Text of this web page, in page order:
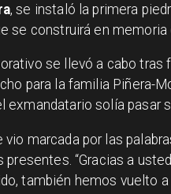
, se instaló la primera
se construirá en
se llevó a cabo tras
para la familia Piñera-
exmandatario solía pasar
marcada por las
presentes. “Gracias a
también hemos vuelto a